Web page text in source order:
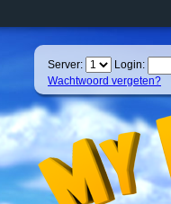
Server: Login:
Wachtwoord vergeten?